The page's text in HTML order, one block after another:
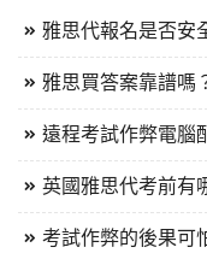
雅思代報名是否安
雅思買答案靠譜嗎
遠程考試作弊電腦
英國雅思代考前有
考試作弊的後果可